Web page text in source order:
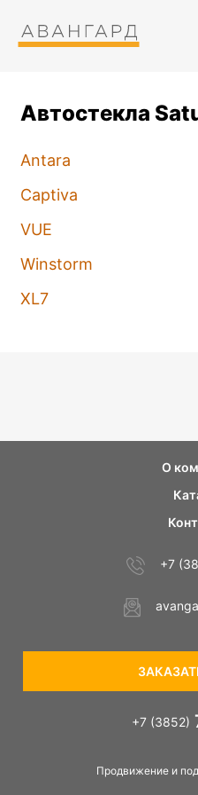
Автостекла
Antara
Captiva
VUE
Winstorm
XL7
Продвижение и
О
+7
+7 (3852)